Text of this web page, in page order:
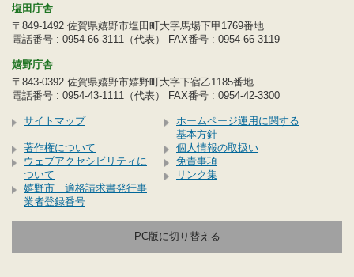
塩田庁舎
〒849-1492 佐賀県嬉野市塩田町大字馬場下甲1769番地
電話番号 : 0954-66-3111（代表） FAX番号 : 0954-66-3119
嬉野庁舎
〒843-0392 佐賀県嬉野市嬉野町大字下宿乙1185番地
電話番号 : 0954-43-1111（代表） FAX番号 : 0954-42-3300
サイトマップ
ホームページ運用に関する
基本方針
著作権について
個人情報の取扱い
ウェブアクセシビリティに
ついて
免責事項
リンク集
嬉野市 適格請求書発行事
業者登録番号
PC版に切り替える